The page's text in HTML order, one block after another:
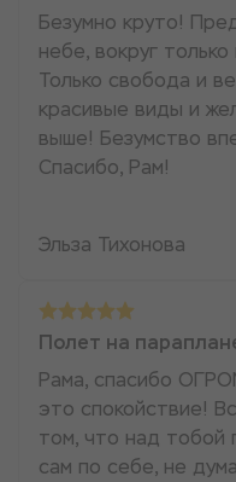
Безумно круто!
небе, вокруг
Только свобода и
красивые виды и
выше! Безумство
Спасибо, Рам!
Эльза Тихонова
Полет на
Рама, спасибо
это спокойствие!
том, что над тобой
сам по себе, не